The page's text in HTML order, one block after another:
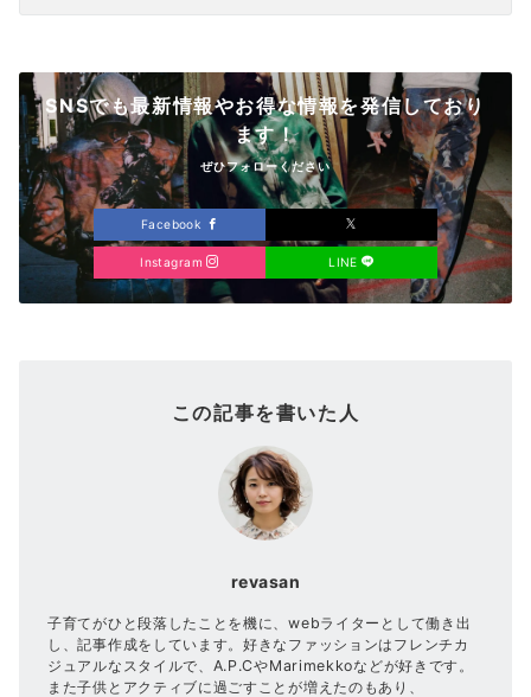
SNSでも最新情報やお得な情報を発信しており
ます！
ぜひフォローください
Facebook
Instagram LINE
この記事を書いた人
revasan
子育てがひと段落したことを機に、webライターとして働き出
し、記事作成をしています。好きなファッションはフレンチカ
ジュアルなスタイルで、A.P.CやMarimekkoなどが好きです。
また子供とアクティブに過ごすことが増えたのもあり、